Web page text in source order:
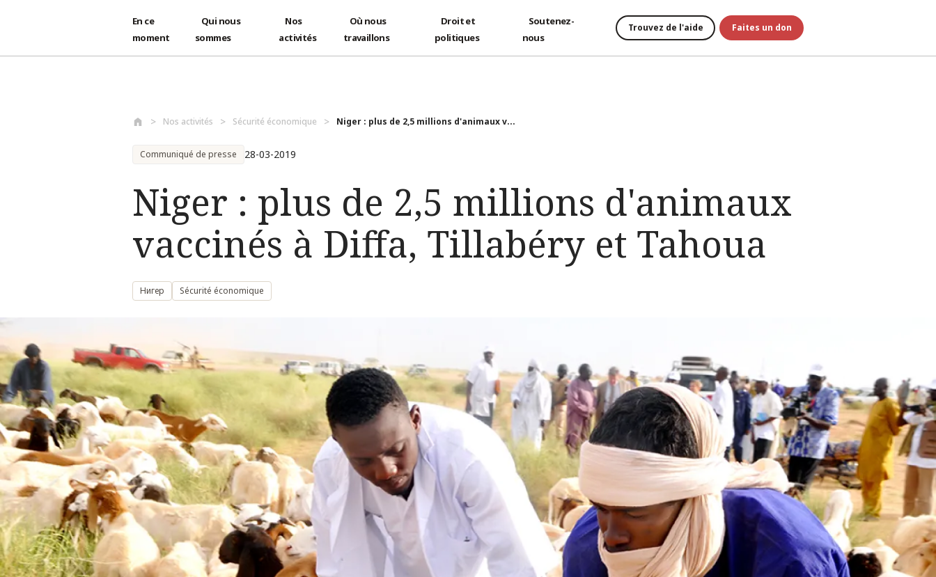
En ce
moment
Qui nous
sommes
Nos
activités
Où nous
travaillons
Droit et
politiques
Soutenez-
nous
Trouvez de l'aide Faites un don
Nos activités Sécurité économique Niger : plus de 2,5 millions d'animaux v...
Communiqué de presse 28-03-2019
Niger : plus de 2,5 millions d'animaux
vaccinés à Diffa, Tillabéry et Tahoua
Нигер Sécurité économique